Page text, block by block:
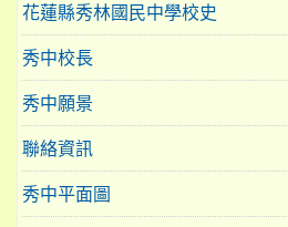
花蓮縣秀林國民中學校史
秀中校長
秀中願景
聯絡資訊
秀中平面圖